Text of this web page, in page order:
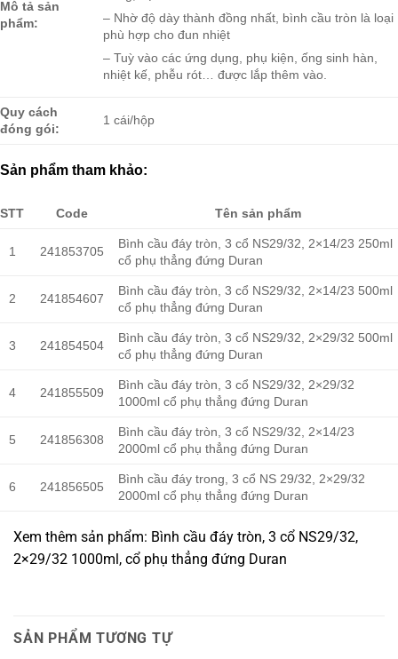
Mô tả sản
phẩm:
– Nhờ độ dày thành đồng nhất, bình cầu tròn là loại
phù hợp cho đun nhiệt
– Tuỳ vào các ứng dụng, phụ kiện, ống sinh hàn,
nhiệt kế, phễu rót… được lắp thêm vào.
Quy cách
đóng gói:
1 cái/hộp
Sản phẩm tham khảo:
STT Code Tên sản phẩm
1 241853705
Bình cầu đáy tròn, 3 cổ NS29/32, 2×14/23 250ml
cổ phụ thẳng đứng Duran
2 241854607
Bình cầu đáy tròn, 3 cổ NS29/32, 2×14/23 500ml
cổ phụ thẳng đứng Duran
3 241854504
Bình cầu đáy tròn, 3 cổ NS29/32, 2×29/32 500ml
cổ phụ thẳng đứng Duran
4 241855509
Bình cầu đáy tròn, 3 cổ NS29/32, 2×29/32
1000ml cổ phụ thẳng đứng Duran
5 241856308
Bình cầu đáy tròn, 3 cổ NS29/32, 2×14/23
2000ml cổ phụ thẳng đứng Duran
6 241856505
Bình cầu đáy trong, 3 cổ NS 29/32, 2×29/32
2000ml cổ phụ thẳng đứng Duran
Xem thêm sản phẩm: Bình cầu đáy tròn, 3 cổ NS29/32,
2×29/32 1000ml, cổ phụ thẳng đứng Duran
SẢN PHẨM TƯƠNG TỰ